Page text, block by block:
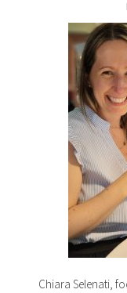
Chiara Selenati,